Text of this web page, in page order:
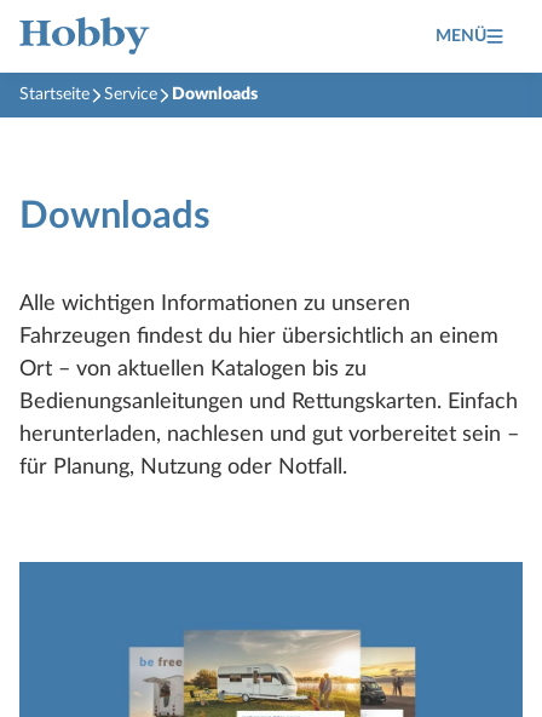
MENÜ
Startseite Service Downloads
Downloads
Alle wichtigen Informationen zu unseren
Fahrzeugen findest du hier übersichtlich an einem
Ort – von aktuellen Katalogen bis zu
Bedienungsanleitungen und Rettungskarten. Einfach
herunterladen, nachlesen und gut vorbereitet sein –
für Planung, Nutzung oder Notfall.